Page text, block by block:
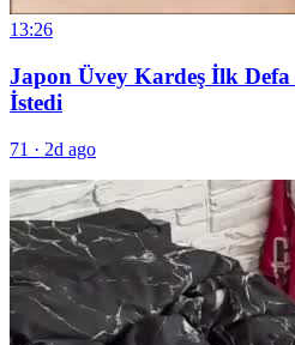
13:26
Japon Üvey Kardeş İlk
İstedi
71 · 2d ago